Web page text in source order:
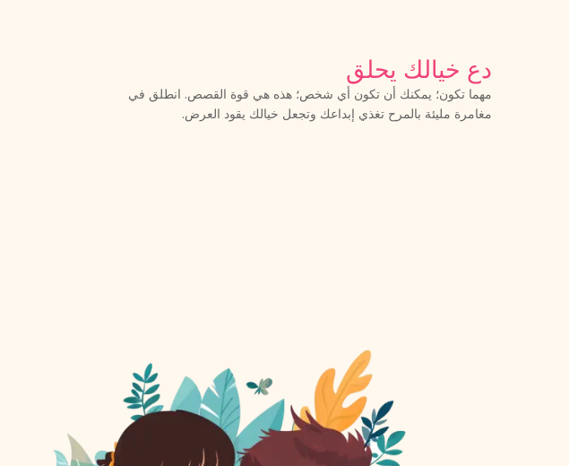
دع خيالك يحلق
مهما تكون؛ يمكنك أن تكون أي شخص؛ هذه هي قوة القصص. انطلق في
مغامرة مليئة بالمرح تغذي إبداعك وتجعل خيالك يقود العرض.